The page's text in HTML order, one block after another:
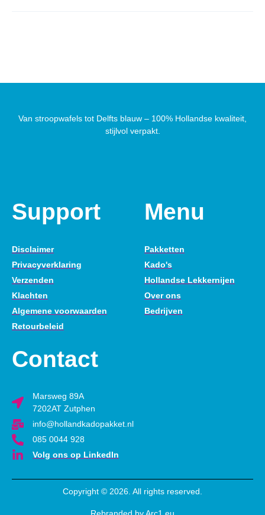
Van stroopwafels tot Delfts blauw – 100% Hollandse kwaliteit,
stijlvol verpakt.
Support
Disclaimer
Privacyverklaring
Verzenden
Klachten
Algemene voorwaarden
Retourbeleid
Menu
Pakketten
Kado's
Hollandse Lekkernijen
Over ons
Bedrijven
Contact
Marsweg 89A
7202AT Zutphen
info@hollandkadopakket.nl
085 0044 928
Volg ons op LinkedIn
Copyright © 2026. All rights reserved.